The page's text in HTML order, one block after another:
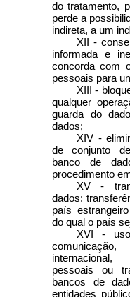
do tratamento,
perde a
indireta, a um
XII -
informada e
concorda com
pessoais para
XIII -
qualquer
guarda do
dados;
XIV -
de conjunto
banco de
procedimento
XV -
dados:
país
do qual o país
XVI - uso
pessoais ou
bancos de
entidades